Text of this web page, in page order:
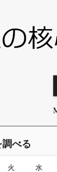
べる
火 水